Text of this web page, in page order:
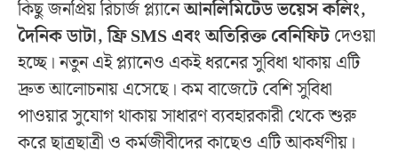
কিছু জনপ্রিয় রিচার্জ প্ল্যানেআনলিমিটেড ভয়েস কলিং,
দৈনিক ডাটা, ফ্রি SMS এবং অতিরিক্ত বেনিফিটদেওয়া
হচ্ছে। নতুন এই প্ল্যানেও একই ধরনের সুবিধা থাকায় এটি
দ্রুত আলোচনায় এসেছে। কম বাজেটে বেশি সুবিধা
পাওয়ার সুযোগ থাকায় সাধারণ ব্যবহারকারী থেকে শুরু
করে ছাত্রছাত্রী ও কর্মজীবীদের কাছেও এটি আকর্ষণীয়।